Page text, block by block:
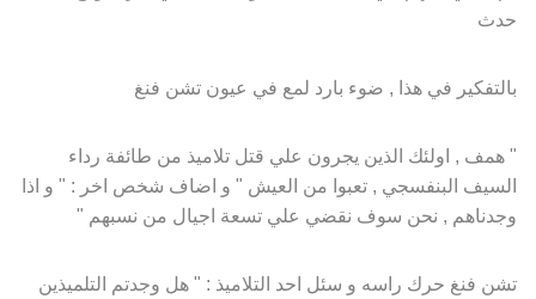
حدث
بالتفكير في هذا , ضوء بارد لمع في عيون تشن فنغ
" همف , اولئك الذين يجرون علي قتل تلاميذ من طائفة رداء
السيف البنفسجي , تعبوا من العيش " و اضاف شخص اخر : " و اذا
وجدناهم , نحن سوف نقضي علي تسعة اجيال من نسبهم "
تشن فنغ حرك راسه و سئل احد التلاميذ : " هل وجدتم التلميذين